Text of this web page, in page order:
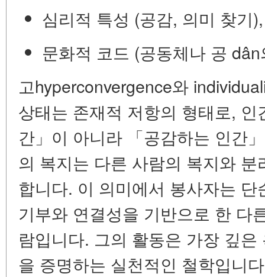
심리적 특성 (공감, 의미 찾기),
문화적 코드 (공동체나 공
고hyperconvergence와
상태는 존재적 저항의 형태로, 인
간」이 아니라 「공감하는 인간
의 복지는 다른 사람의 복지와
합니다. 이 의미에서 봉사자는
기부와 연결성을 기반으로 한 다
람입니다. 그의 활동은 가장 깊
을 증명하는 실천적인 철학입니